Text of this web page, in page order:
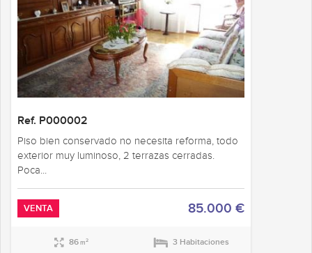
Ref. P000002
Piso bien conservado no necesita reforma, todo
exterior muy luminoso, 2 terrazas cerradas.
Poca...
VENTA 85.000 €
86m2 3 Habitaciones